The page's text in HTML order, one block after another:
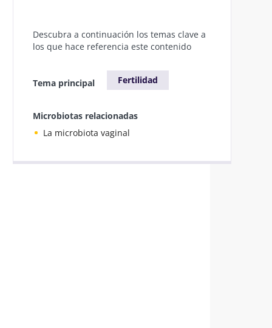
Descubra a continuación los temas clave a
los que hace referencia este contenido
Tema principal Fertilidad
Microbiotas relacionadas
La microbiota vaginal